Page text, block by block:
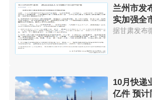
兰州市发
实加强全
防控管理
10月快递
亿件 预计